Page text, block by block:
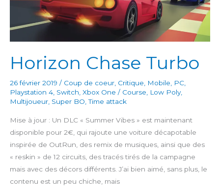
Horizon Chase Turbo
26 février 2019 / Coup de coeur Critique Mobile PC
Playstation 4 Switch Xbox One / Course Low Poly,
Multijoueur Super BO ,Time attack
Mise à jour : Un DLC « Summer Vibes » est maintenant
disponible pour 2€, qui rajoute une voiture décapotable
inspirée de OutRun, des remix de musiques, ainsi que des
« reskin » de 12 circuits, des tracés tirés de la campagne
mais avec des décors différents. J’ai bien aimé, sans plus, le
contenu est un peu chiche, mais